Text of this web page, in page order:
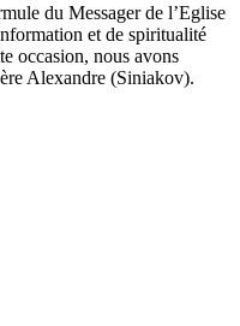
du Messager de l’Eglise
et de spiritualité
occasion, nous avons
Alexandre (Siniakov).